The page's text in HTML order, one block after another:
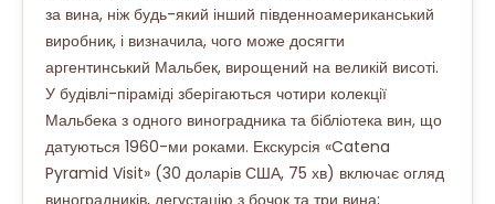
за вина, ніж будь-який інший південноамериканський
виробник, і визначила, чого може досягти
аргентинський Мальбек, вирощений на великій висоті.
У будівлі-піраміді зберігаються чотири колекції
Мальбека з одного виноградника та бібліотека вин, що
датуються 1960-ми роками. Екскурсія «Catena
Pyramid Visit» (30 доларів США, 75 хв) включає огляд
виноградників, дегустацію з бочок та три вина;